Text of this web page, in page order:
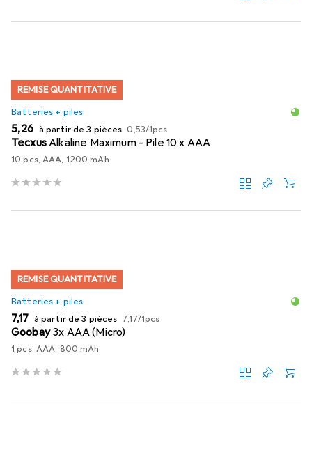
REMISE QUANTITATIVE
Batteries + piles
EUR
5,26 à partir de 3 pièces EUR
0,53/1pcs
TecxusAlkaline Maximum - Pile 10 x AAA
10 pcs, AAA, 1200 mAh
REMISE QUANTITATIVE
Batteries + piles
EUR
7,17 à partir de 3 pièces EUR
7,17/1pcs
Goobay 3x AAA (Micro)
1 pcs, AAA, 800 mAh